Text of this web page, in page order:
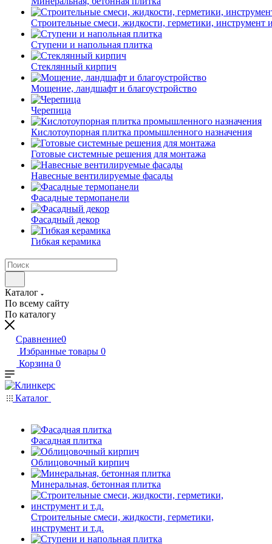
Строительные смеси, жидкости, герметики, инструмент
Ступени и напольная плитка
Cтеклянный кирпич
Мощение, ландшафт и благоустройство
Черепица
Кислотоупорная плитка промышленного назначения
Готовые системные решения для монтажа
Навесные вентилируемые фасады
Фасадные термопанели
Фасадный декор
Гибкая керамика
Каталог
По всему сайту
По каталогу
Сравнение0
Избранные товары 0
Корзина 0
Каталог
Фасадная плитка
Облицовочный кирпич
Минеральная, бетонная плитка
Строительные смеси, жидкости, герметики,
инструмент и т.д.